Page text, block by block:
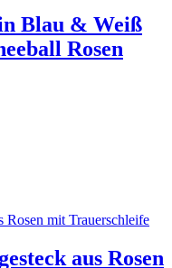
Blau & Weiß
Rosen
aus Rosen